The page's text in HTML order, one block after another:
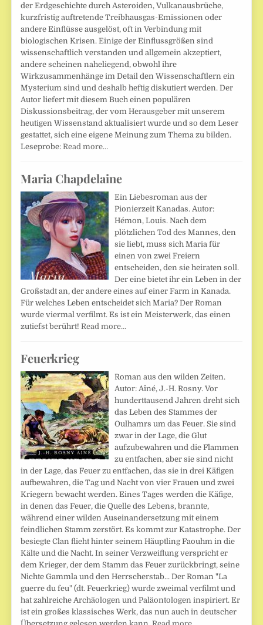
der Erdgeschichte durch Asteroiden, Vulkanausbrüche,
kurzfristig auftretende Treibhausgas-Emissionen oder
andere Einflüsse ausgelöst, oft in Verbindung mit
biologischen Krisen. Einige der Einflussgrößen sind
wissenschaftlich verstanden und allgemein akzeptiert,
andere scheinen naheliegend, obwohl ihre
Wirkzusammenhänge im Detail den Wissenschaftlern ein
Mysterium sind und deshalb heftig diskutiert werden. Der
Autor liefert mit diesem Buch einen populären
Diskussionsbeitrag, der vom Herausgeber mit unserem
heutigen Wissenstand aktualisiert wurde und so dem Leser
gestattet, sich eine eigene Meinung zum Thema zu bilden.
Leseprobe: Read more…
Maria Chapdelaine
Ein Liebesroman aus der
Pionierzeit Kanadas. Autor:
Hémon, Louis. Nach dem
plötzlichen Tod des Mannes, den
sie liebt, muss sich Maria für
einen von zwei Freiern
entscheiden, den sie heiraten soll.
Der eine bietet ihr ein Leben in der
Großstadt an, der andere eines auf einer Farm in Kanada.
Für welches Leben entscheidet sich Maria? Der Roman
wurde viermal verfilmt. Es ist ein Meisterwerk, das einen
zutiefst berührt! Read more…
Feuerkrieg
Roman aus den wilden Zeiten.
Autor: Aîné, J.-H. Rosny. Vor
hunderttausend Jahren dreht sich
das Leben des Stammes der
Oulhamrs um das Feuer. Sie sind
zwar in der Lage, die Glut
aufzubewahren und die Flammen
zu entfachen, aber sie sind nicht
in der Lage, das Feuer zu entfachen, das sie in drei Käfigen
aufbewahren, die Tag und Nacht von vier Frauen und zwei
Kriegern bewacht werden. Eines Tages werden die Käfige,
in denen das Feuer, die Quelle des Lebens, brannte,
während einer wilden Auseinandersetzung mit einem
feindlichen Stamm zerstört. Es kommt zur Katastrophe. Der
besiegte Clan flieht hinter seinem Häuptling Faouhm in die
Kälte und die Nacht. In seiner Verzweiflung verspricht er
dem Krieger, der dem Stamm das Feuer zurückbringt, seine
Nichte Gammla und den Herrscherstab... Der Roman "La
guerre du feu" (dt. Feuerkrieg) wurde zweimal verfilmt und
hat zahlreiche Archäologen und Paläontologen inspiriert. Er
ist ein großes klassisches Werk, das nun auch in deutscher